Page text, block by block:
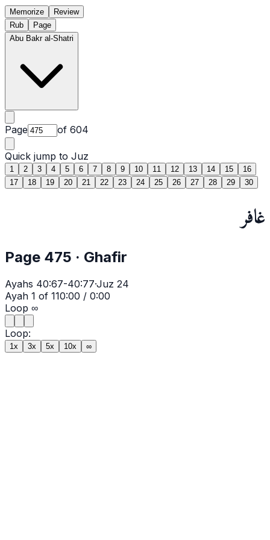
Memorize
Review
Rub
Page
Abu Bakr al-Shatri
Page of 604
Quick jump to Juz
1 2 3 4 5 6 7 8 9 10 11 12 13 14 15
16
17
18 19 20 21 22 23 24 25 26 27 28 29 30
غافر
Page 475 · Ghafir
Ayahs 40:67-40:77·Juz 24
Ayah 1 of 110:00 / 0:00
Loop ∞
Loop:
1x 3x 5x 10x ∞